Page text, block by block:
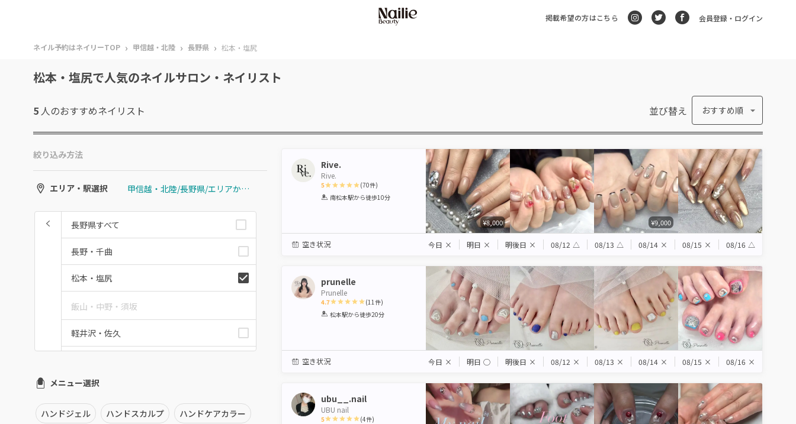
掲載希望の方はこちら 会員登録・ログイン
ネイル予約はネイリーTOP › 甲信越・北陸 › 長野県 › 松本・塩尻
松本・塩尻で人気のネイルサロン・ネイリスト
5 人のおすすめネイリスト 並び替え おすすめ順
絞り込み方法
エリア・駅選択 甲信越・北陸/長野県/エリアから選ぶ/松本・塩尻
長野県すべて
長野・千曲
松本・塩尻
飯山・中野・須坂
軽井沢・佐久
安曇野・大町
駒ヶ根・飯田・伊那
メニュー選択
ハンドジェル ハンドスカルプ ハンドケアカラー
Rive.
Rive.
5
1 2 3 4 5
(70件)
南松本駅から徒歩10分
¥8,000 ¥9,000
空き状況 今日 × 明日 × 明後日 × 08/12 △ 08/13 △ 08/14 × 08/15 × 08/16 △
prunelle
Prunelle
4.7
1 2 3 4 5
(11 件)
松本駅から徒歩20分
空き状況 今日 × 明日 ◯ 明後日 × 08/12 × 08/13 × 08/14 × 08/15 × 08/16 ×
ubu__.nail
UBU nail
5 (4件)